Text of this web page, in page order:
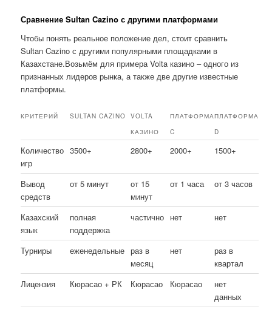
Сравнение Sultan Cazino с другими платформами
Чтобы понять реальное положение дел, стоит сравнить
Sultan Cazino с другими популярными площадками в
Казахстане.Возьмём для примера Volta казино – одного из
признанных лидеров рынка, а также две другие известные
платформы.
КРИТЕРИЙ SULTAN CAZINO
VOLTA
КАЗИНО
ПЛАТФОРМА
C
ПЛАТФОРМА
D
Количество
игр
3500+ 2800+ 2000+ 1500+
Вывод
средств
от 5 минут
от 15
минут
от 1 часа от 3 часов
Казахский
язык
полная
поддержка
частично нет нет
Турниры еженедельные раз в
месяц
нет
раз в
квартал
Лицензия
Кюрасао + РК Кюрасао Кюрасао
нет
данных